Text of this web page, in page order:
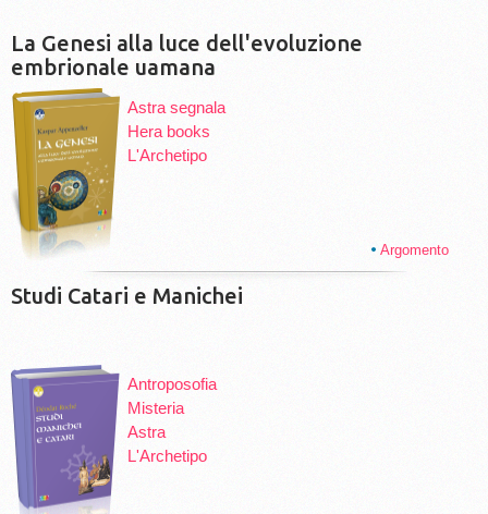
La Genesi alla luce dell'evoluzione
embrionale uamana
Astra segnala
Hera books
L'Archetipo
Argomento
Studi Catari e Manichei
Antroposofia
Misteria
Astra
L'Archetipo